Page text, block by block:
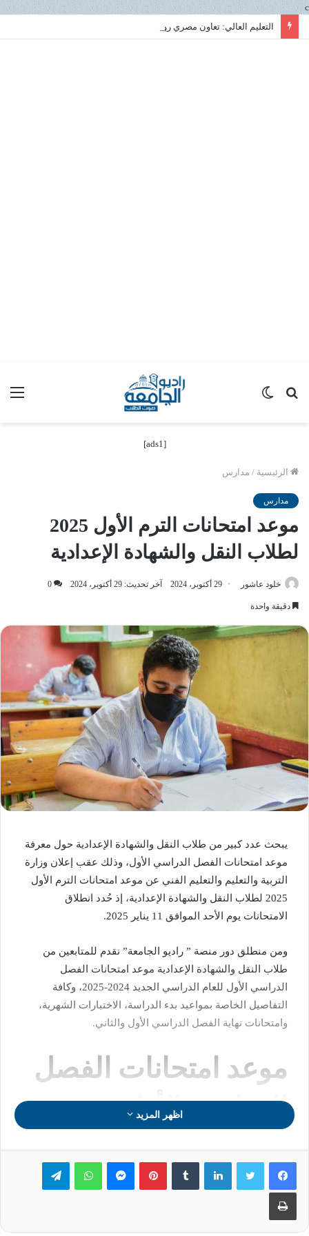
c
بحث
[ads1]
الرئيسية / مدارس
مدارس
موعد امتحانات الترم الأول 2025
لطلاب النقل والشهادة الإعدادية
خلود عاشور 29 أكتوبر، 2024 آخر تحديث: 29 أكتوبر، 2024 0
دقيقة واحدة
يبحث عدد كبير من طلاب النقل والشهادة الإعدادية حول معرفة
موعد امتحانات الفصل الدراسي الأول، وذلك عقب إعلان وزارة
التربية والتعليم والتعليم الفني عن موعد امتحانات الترم الأول
2025 لطلاب النقل والشهادة الإعدادية، إذ حُدد انطلاق
الامتحانات يوم الأحد الموافق 11 يناير 2025.
ومن منطلق دور منصة ” راديو الجامعة” نقدم للمتابعين من
طلاب النقل والشهادة الإعدادية موعد امتحانات الفصل
الدراسي الأول للعام الدراسي الجديد 2024-2025، وكافة
التفاصيل الخاصة بمواعيد بدء الدراسة، الاختبارات الشهرية،
وامتحانات نهاية الفصل الدراسي الأول والثاني.
موعد امتحانات الفصل
الدراسي الأول
أوضحت وزارة التربية والتعليم والتعليم الفني أن موعد
امتحانات الفصل الدراسي الأول للطلاب النقل والشهادة
الإعدادية تبدأ من يوم الأحد الموافق 11 يناير 2025، أي بعد نحو
شهرين ونصف من الآن، موضحًا أن موعد إجازة نصف العام
اظهر المزيد
لينكدإن بينتيريستماسنجر واتساب تيلقرام
طباعة